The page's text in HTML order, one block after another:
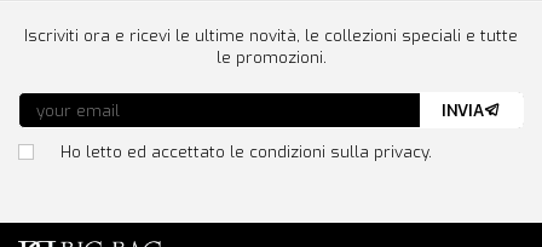
Iscriviti ora e ricevi le ultime novità, le collezioni speciali e tutte
le promozioni.
Ho letto ed accettato le condizioni sulla privacy.
INVIA